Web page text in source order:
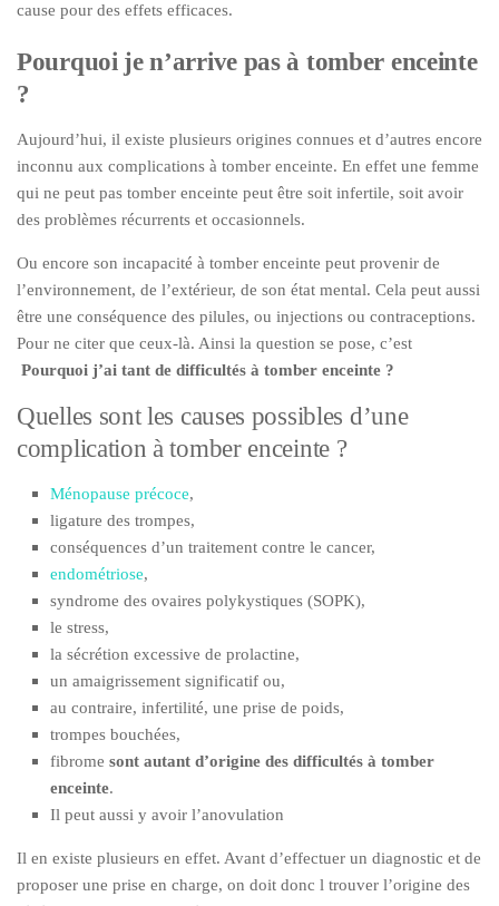
cause pour des effets efficaces.
Pourquoi je n’arrive pas à tomber enceinte
?
Aujourd’hui, il existe plusieurs origines connues et d’autres encore
inconnu aux complications à tomber enceinte. En effet une femme
qui ne peut pas tomber enceinte peut être soit infertile, soit avoir
des problèmes récurrents et occasionnels.
Ou encore son incapacité à tomber enceinte peut provenir de
l’environnement, de l’extérieur, de son état mental. Cela peut aussi
être une conséquence des pilules, ou injections ou contraceptions.
Pour ne citer que ceux-là. Ainsi la question se pose, c’est
Pourquoi j’ai tant de difficultés à tomber enceinte ?
Quelles sont les causes possibles d’une
complication à tomber enceinte ?
Ménopause précoce,
ligature des trompes,
conséquences d’un traitement contre le cancer,
endométriose,
syndrome des ovaires polykystiques (SOPK),
le stress,
la sécrétion excessive de prolactine,
un amaigrissement significatif ou,
au contraire, infertilité, une prise de poids,
trompes bouchées,
fibrome sont autant d’origine des difficultés à tomber
enceinte.
Il peut aussi y avoir l’anovulation
Il en existe plusieurs en effet. Avant d’effectuer un diagnostic et de
proposer une prise en charge, on doit donc l trouver l’origine des